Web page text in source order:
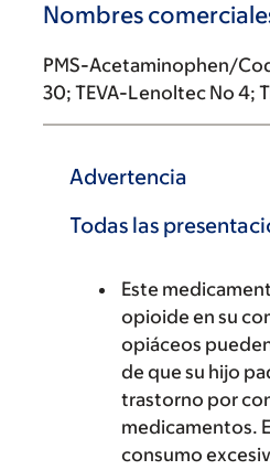
Nombres
PMS-Acetaminophen/
30; TEVA-Lenoltec No 4;
Advertencia
Todas las
Este
opioide en su
opiáceos
de que su hijo
trastorno por
medicamentos.
consumo